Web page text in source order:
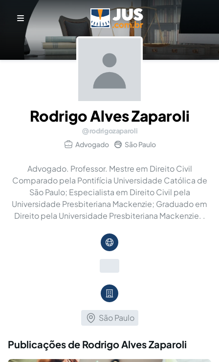
Rodrigo Alves Zaparoli
rodrigozaparoli
Advogado
São Paulo
Advogado. Professor. Mestre em Direito Civil
Comparado pela Pontifícia Universidade Católica de
São Paulo; Especialista em Direito Civil pela
Universidade Presbiteriana Mackenzie; Graduado em
Direito pela Universidade Presbiteriana Mackenzie. .
São Paulo
Publicações de Rodrigo Alves Zaparoli